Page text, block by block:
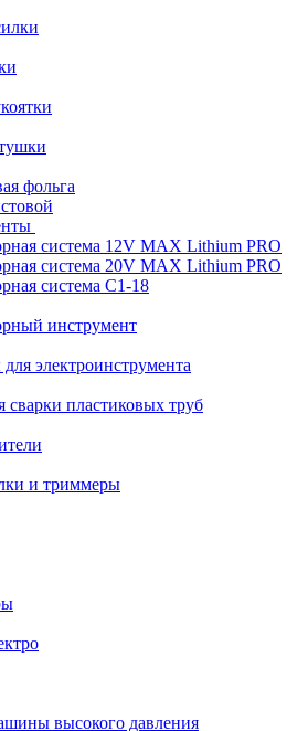
фольга
система 12V MAX Lithium PRO
система 20V MAX Lithium PRO
система С1-18
инструмент
электроинструмента
сварки пластиковых труб
и триммеры
высокого давления